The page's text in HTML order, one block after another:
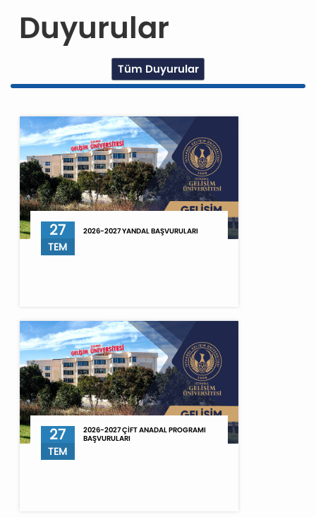
Duyurular
Tüm Duyurular
27
TEM
2026-2027 YANDAL BAŞVURULARI
27
TEM
2026-2027 ÇİFT ANADAL PROGRAMI
BAŞVURULARI